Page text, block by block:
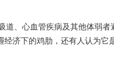
道、心血管疾病及其他体弱
济下的鸡肋，还有人认为它